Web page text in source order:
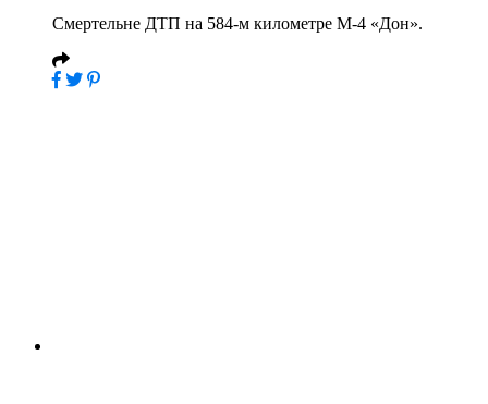
Смертельне ДТП на 584-м километре М-4 «Дон».